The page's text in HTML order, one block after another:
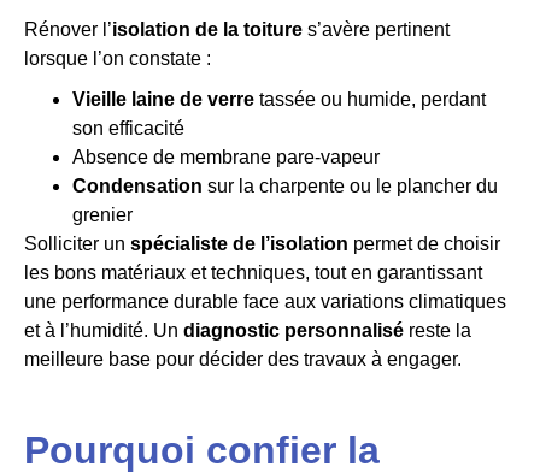
Rénover l’isolation de la toiture s’avère pertinent
lorsque l’on constate :
Vieille laine de verre tassée ou humide, perdant
son efficacité
Absence de membrane pare-vapeur
Condensation sur la charpente ou le plancher du
grenier
Solliciter un spécialiste de l’isolation permet de choisir
les bons matériaux et techniques, tout en garantissant
une performance durable face aux variations climatiques
et à l’humidité. Un diagnostic personnalisé reste la
meilleure base pour décider des travaux à engager.
Pourquoi confier la